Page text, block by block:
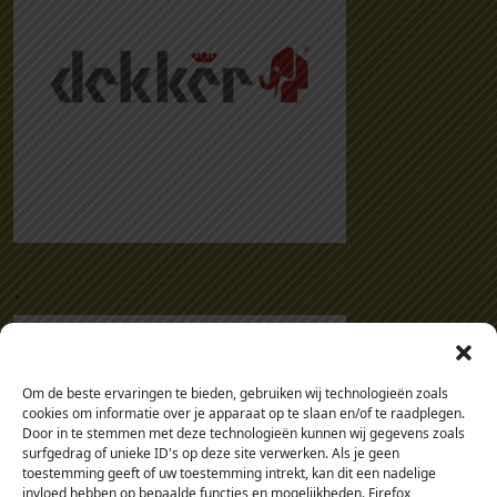
Om de beste ervaringen te bieden, gebruiken wij technologieën zoals
cookies om informatie over je apparaat op te slaan en/of te raadplegen.
Door in te stemmen met deze technologieën kunnen wij gegevens zoals
surfgedrag of unieke ID's op deze site verwerken. Als je geen
toestemming geeft of uw toestemming intrekt, kan dit een nadelige
invloed hebben op bepaalde functies en mogelijkheden. Firefox
.